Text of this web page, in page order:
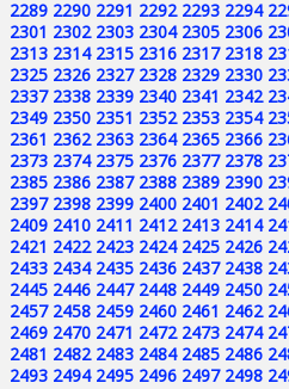
2289 2290 2291 2292 2293 2294
2301 2302 2303 2304 2305 2306
2313 2314 2315 2316 2317 2318
2325 2326 2327 2328 2329 2330
2337 2338 2339 2340 2341 2342
2349 2350 2351 2352 2353 2354
2361 2362 2363 2364 2365 2366
2373 2374 2375 2376 2377 2378
2385 2386 2387 2388 2389 2390
2397 2398 2399 2400 2401 2402
2409 2410 2411 2412 2413 2414
2421 2422 2423 2424 2425 2426
2433 2434 2435 2436 2437 2438
2445 2446 2447 2448 2449 2450
2457 2458 2459 2460 2461 2462
2469 2470 2471 2472 2473 2474
2481 2482 2483 2484 2485 2486
2493 2494 2495 2496 2497 2498